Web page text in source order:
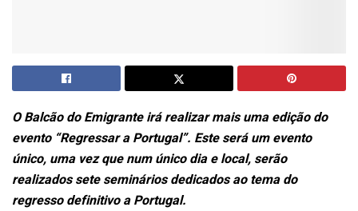
O Balcão do Emigrante irá realizar mais uma edição do
evento “Regressar a Portugal”. Este será um evento
único, uma vez que num único dia e local, serão
realizados sete seminários dedicados ao tema do
regresso definitivo a Portugal.